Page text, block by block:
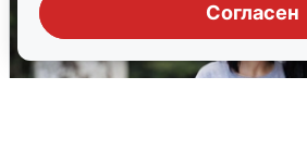
Согласен